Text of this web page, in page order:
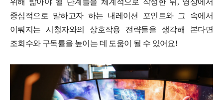
위해 밟아야 될 단계들을 체계적으로 작성한 뒤, 영상에서
중심적으로 말하고자 하는 내레이션 포인트와 그 속에서
이뤄지는 시청자와의 상호작용 전략들을 생각해 본다면
조회수와 구독률을 높이는 데 도움이 될 수 있어요!